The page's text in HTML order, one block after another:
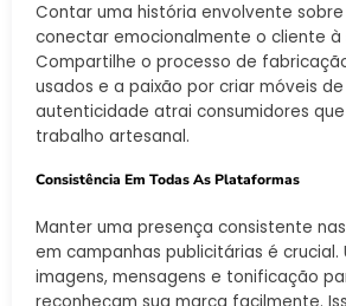
Contar uma história envolvente
conectar emocionalmente o cliente à
Compartilhe o processo de
usados e a paixão por criar móveis de
autenticidade atrai consumidores
trabalho artesanal.
Consistência Em Todas As Plataformas
Manter uma presença consistente nas
em campanhas publicitárias é crucial.
imagens, mensagens e tonificação